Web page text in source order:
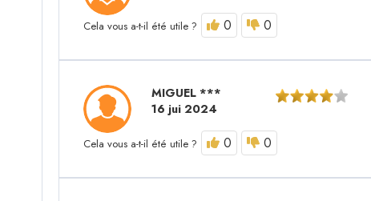
Cela vous a-t-il été utile ? 0 0
MIGUEL ***
16 jui 2024
Cela vous a-t-il été utile ? 0 0